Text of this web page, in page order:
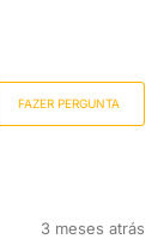
FAZER PERGUNTA
3 meses atrás